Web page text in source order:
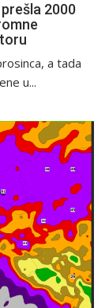
2000
a tada
u...